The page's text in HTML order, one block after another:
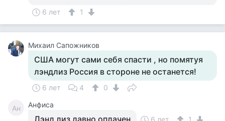
6 лет 1
Михаил Сапожников
США могут сами себя спасти , но помятуя
лэндлиз Россия в стороне не останется!
6 лет 4 0
Ан Анфиса
Лэнд лиз давно оплачен 6 лет 1